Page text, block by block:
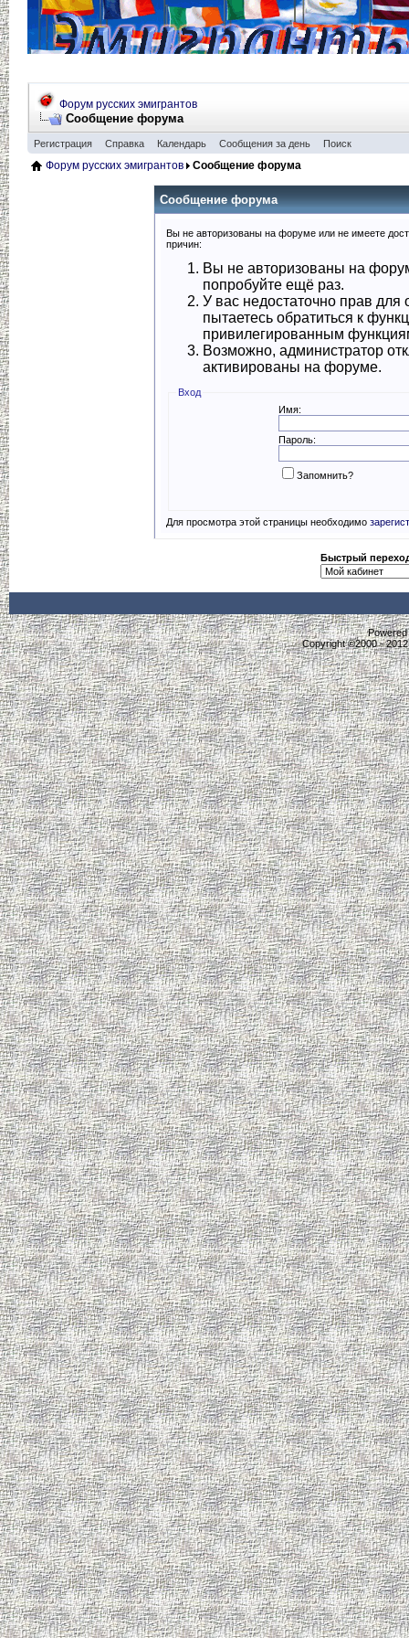
Форум русских эмигрантов
Сообщение форума
Регистрация Справка Календарь Сообщения за день Поиск
Форум русских эмигрантов Сообщение форума
Сообщение форума
Вы не авторизованы на форуме или не имеете
причин:
Вы не авторизованы на
попробуйте ещё раз.
У вас недостаточно прав
пытаетесь обратиться к
привилегированным
Возможно, администратор
активированы на форуме.
Вход
Имя:
Пароль:
Запомнить?
Для просмотра этой страницы необходимо
Быстрый
Powered
Copyright ©2000 -